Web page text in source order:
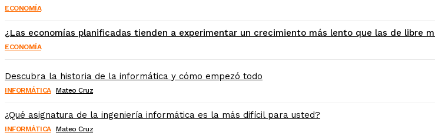
ECONOMÍA
¿Las economías planificadas tienden a experimentar un crecimiento más lento que las de libre
ECONOMÍA
Descubra la historia de la informática y cómo empezó todo
INFORMÁTICA Mateo Cruz
¿Qué asignatura de la ingeniería informática es la más difícil para usted?
INFORMÁTICA Mateo Cruz